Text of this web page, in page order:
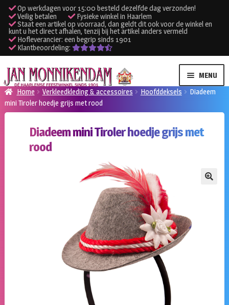
Op werkdagen voor 15:00 besteld dezelfde dag verzonden!
Veilig betalen
Fysieke winkel in Haarlem
Staat een artikel op voorraad, dan geldt dit ook voor de winkel en
kunt u het direct afhalen, tenzij bij het artikel anders vermeld
Hofleverancier: een begrip sinds 1901
Klantbeoordeling:
Ga
door
naar
navigatie
Ga
naar
de
inhoud
MENU
Verhuur kleding
Verhuur apparatuur
Home Verkleedkleding & accessoires Hoofddeksels
Diadeem
mini Tiroler hoedje grijs met rood
Diadeem mini Tiroler hoedje grijs met
rood